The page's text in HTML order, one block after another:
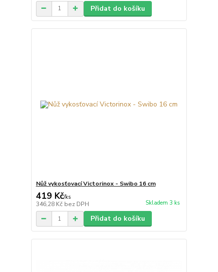
Přidat do košíku
Nůž vykosťovací Victorinox - Swibo 16 cm
419 Kč/ks
346,28 Kč bez DPH Skladem 3 ks
Přidat do košíku